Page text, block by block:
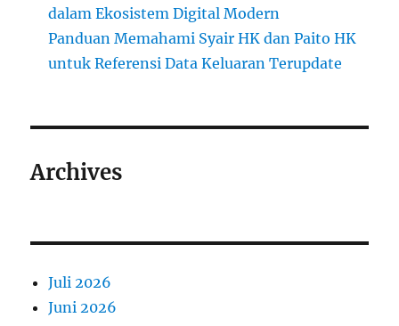
dalam Ekosistem Digital Modern
Panduan Memahami Syair HK dan Paito HK
untuk Referensi Data Keluaran Terupdate
Archives
Juli 2026
Juni 2026